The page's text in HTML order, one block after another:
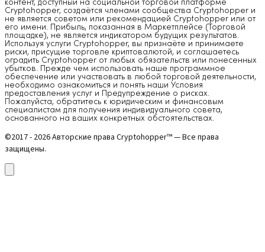
контент, доступный на социальной торговой платформе
Cryptohopper, создаётся членами сообщества Cryptohopper и
не является советом или рекомендацией Cryptohopper или от
его имени. Прибыль, показанная в Маркетплейсе (Торговой
площадке), не является индикатором будущих результатов.
Используя услуги Cryptohopper, вы признаёте и принимаете
риски, присущие торговле криптовалютой, и соглашаетесь
оградить Cryptohopper от любых обязательств или понесенных
убытков. Прежде чем использовать наше программное
обеспечение или участвовать в любой торговой деятельности,
необходимо ознакомиться и понять наши Условия
предоставления услуг и Предупреждение о рисках.
Пожалуйста, обратитесь к юридическим и финансовым
специалистам для получения индивидуального совета,
основанного на ваших конкретных обстоятельствах.
©2017 - 2026 Авторские права Cryptohopper™ — Все права
защищены.